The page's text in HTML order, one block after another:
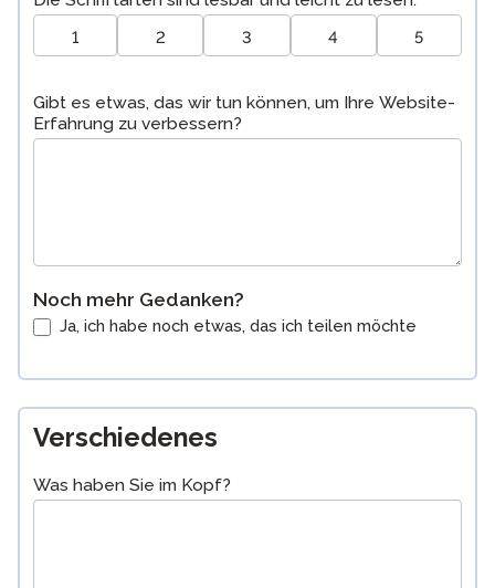
1 2 3 4 5
Gibt es etwas, das wir tun können, um Ihre Website-
Erfahrung zu verbessern?
Noch mehr Gedanken?
Ja, ich habe noch etwas, das ich teilen möchte
Verschiedenes
Was haben Sie im Kopf?